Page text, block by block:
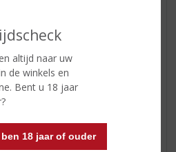
altijd naar uw
de winkels en
Bent u 18 jaar
18 jaar of ouder
En die lik zout en citroen dan?
manier van drinken (eerst een
zout, dan tequila en eindigen
wat citroen) is overal ter
populair, behalve in
dat het zout het branderige
gevoel vermindert en de citroen